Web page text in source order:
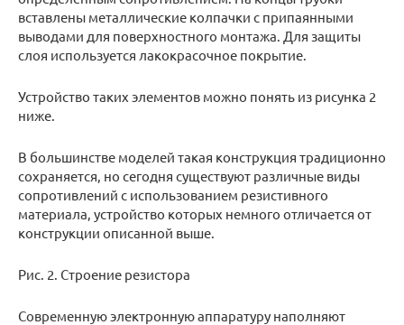
вставлены металлические колпачки с припаянными
выводами для поверхностного монтажа. Для защиты
слоя используется лакокрасочное покрытие.
Устройство таких элементов можно понять из рисунка 2
ниже.
В большинстве моделей такая конструкция традиционно
сохраняется, но сегодня существуют различные виды
сопротивлений с использованием резистивного
материала, устройство которых немного отличается от
конструкции описанной выше.
Рис. 2. Строение резистора
Современную электронную аппаратуру наполняют